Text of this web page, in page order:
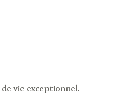
vie exceptionnel.